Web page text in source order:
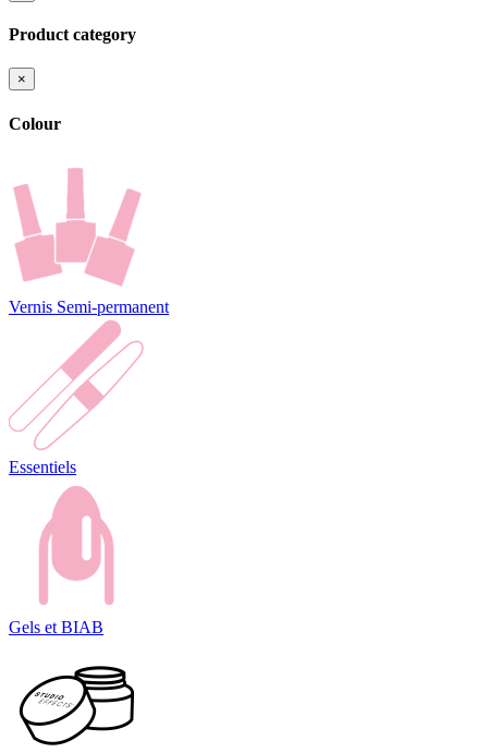
Product category
×
Colour
Vernis Semi-permanent
Essentiels
Gels et BIAB